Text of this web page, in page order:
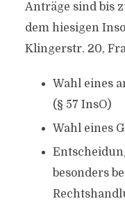
Anträge sind bis
dem hiesigen
Klingerstr. 20,
Wahl eines
(§ 57 InsO)
Wahl eines
besonders